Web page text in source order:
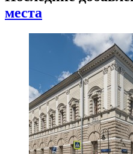
места